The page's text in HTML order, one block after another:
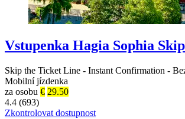
Vstupenka Hagia Sophia
Skip the Ticket Line - Instant Confirmation -
Mobilní jízdenka
za osobu € 29.50
4.4 (693)
Zkontrolovat dostupnost